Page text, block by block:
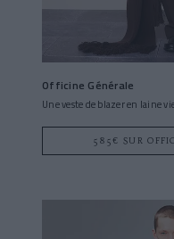
Officine Générale
Une veste de blazer en laine
585€ SUR